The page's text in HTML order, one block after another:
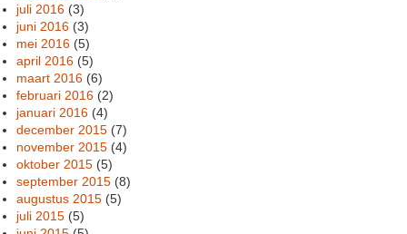
juli 2016 (3)
juni 2016 (3)
mei 2016 (5)
april 2016 (5)
maart 2016 (6)
februari 2016 (2)
januari 2016 (4)
december 2015 (7)
november 2015 (4)
oktober 2015 (5)
september 2015 (8)
augustus 2015 (5)
juli 2015 (5)